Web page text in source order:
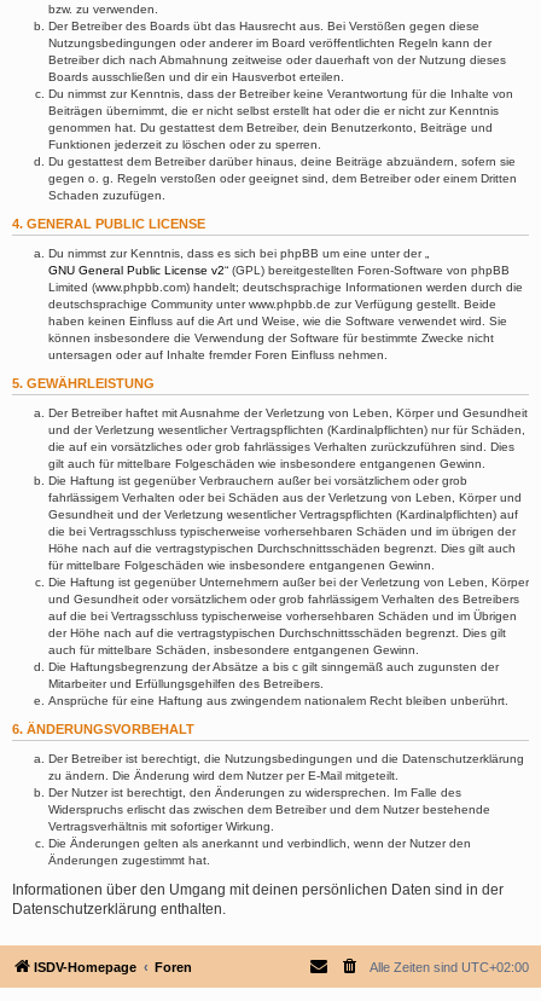
bzw. zu verwenden.
Der Betreiber des Boards übt das Hausrecht aus. Bei Verstößen gegen diese
Nutzungsbedingungen oder anderer im Board veröffentlichten Regeln kann der
Betreiber dich nach Abmahnung zeitweise oder dauerhaft von der Nutzung dieses
Boards ausschließen und dir ein Hausverbot erteilen.
Du nimmst zur Kenntnis, dass der Betreiber keine Verantwortung für die Inhalte von
Beiträgen übernimmt, die er nicht selbst erstellt hat oder die er nicht zur Kenntnis
genommen hat. Du gestattest dem Betreiber, dein Benutzerkonto, Beiträge und
Funktionen jederzeit zu löschen oder zu sperren.
Du gestattest dem Betreiber darüber hinaus, deine Beiträge abzuändern, sofern sie
gegen o. g. Regeln verstoßen oder geeignet sind, dem Betreiber oder einem Dritten
Schaden zuzufügen.
4. GENERAL PUBLIC LICENSE
Du nimmst zur Kenntnis, dass es sich bei phpBB um eine unter der „
GNU General Public License v2“ (GPL) bereitgestellten Foren-Software von phpBB
Limited (www.phpbb.com) handelt; deutschsprachige Informationen werden durch die
deutschsprachige Community unter www.phpbb.de zur Verfügung gestellt. Beide
haben keinen Einfluss auf die Art und Weise, wie die Software verwendet wird. Sie
können insbesondere die Verwendung der Software für bestimmte Zwecke nicht
untersagen oder auf Inhalte fremder Foren Einfluss nehmen.
5. GEWÄHRLEISTUNG
Der Betreiber haftet mit Ausnahme der Verletzung von Leben, Körper und Gesundheit
und der Verletzung wesentlicher Vertragspflichten (Kardinalpflichten) nur für Schäden,
die auf ein vorsätzliches oder grob fahrlässiges Verhalten zurückzuführen sind. Dies
gilt auch für mittelbare Folgeschäden wie insbesondere entgangenen Gewinn.
Die Haftung ist gegenüber Verbrauchern außer bei vorsätzlichem oder grob
fahrlässigem Verhalten oder bei Schäden aus der Verletzung von Leben, Körper und
Gesundheit und der Verletzung wesentlicher Vertragspflichten (Kardinalpflichten) auf
die bei Vertragsschluss typischerweise vorhersehbaren Schäden und im übrigen der
Höhe nach auf die vertragstypischen Durchschnittsschäden begrenzt. Dies gilt auch
für mittelbare Folgeschäden wie insbesondere entgangenen Gewinn.
Die Haftung ist gegenüber Unternehmern außer bei der Verletzung von Leben, Körper
und Gesundheit oder vorsätzlichem oder grob fahrlässigem Verhalten des Betreibers
auf die bei Vertragsschluss typischerweise vorhersehbaren Schäden und im Übrigen
der Höhe nach auf die vertragstypischen Durchschnittsschäden begrenzt. Dies gilt
auch für mittelbare Schäden, insbesondere entgangenen Gewinn.
Die Haftungsbegrenzung der Absätze a bis c gilt sinngemäß auch zugunsten der
Mitarbeiter und Erfüllungsgehilfen des Betreibers.
Ansprüche für eine Haftung aus zwingendem nationalem Recht bleiben unberührt.
6. ÄNDERUNGSVORBEHALT
Der Betreiber ist berechtigt, die Nutzungsbedingungen und die Datenschutzerklärung
zu ändern. Die Änderung wird dem Nutzer per E-Mail mitgeteilt.
Der Nutzer ist berechtigt, den Änderungen zu widersprechen. Im Falle des
Widerspruchs erlischt das zwischen dem Betreiber und dem Nutzer bestehende
Vertragsverhältnis mit sofortiger Wirkung.
Die Änderungen gelten als anerkannt und verbindlich, wenn der Nutzer den
Änderungen zugestimmt hat.
Informationen über den Umgang mit deinen persönlichen Daten sind in der
Datenschutzerklärung enthalten.
ISDV-Homepage Foren Alle Zeiten sind UTC+02:00